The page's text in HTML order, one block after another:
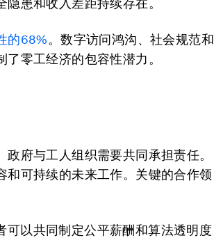
患和收入差距持续存在。
的68%。数字访问鸿沟、社会规范和
零工经济的包容性潜力。
府与工人组织需要共同承担责任。
可持续的未来工作。关键的合作领
可以共同制定公平薪酬和算法透明度